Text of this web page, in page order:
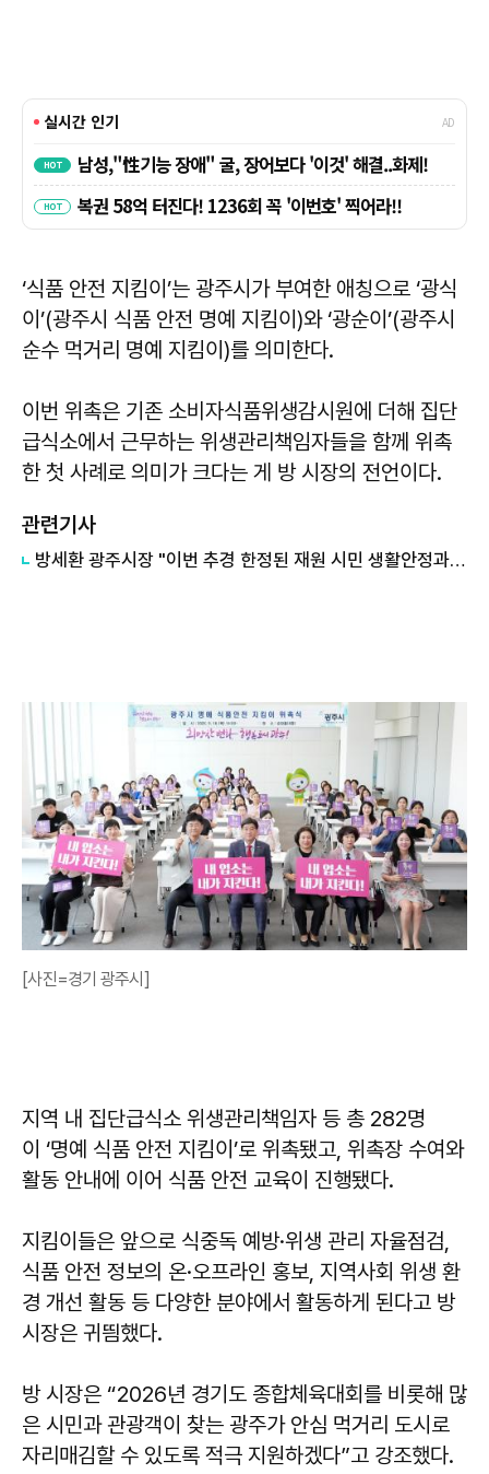
‘식품 안전 지킴이’는 광주시가 부여한 애칭으로 ‘광식
이’(광주시 식품 안전 명예 지킴이)와 ‘광순이’(광주시
순수 먹거리 명예 지킴이)를 의미한다.
이번 위촉은 기존 소비자식품위생감시원에 더해 집단
급식소에서 근무하는 위생관리책임자들을 함께 위촉
한 첫 사례로 의미가 크다는 게 방 시장의 전언이다.
관련기사
방세환 광주시장 "이번 추경 한정된 재원 시민 생활안정과 경기회복 집중"
[사진=경기 광주시]
지역 내 집단급식소 위생관리책임자 등 총 282명
이 ‘명예 식품 안전 지킴이’로 위촉됐고, 위촉장 수여와
활동 안내에 이어 식품 안전 교육이 진행됐다.
지킴이들은 앞으로 식중독 예방·위생 관리 자율점검,
식품 안전 정보의 온·오프라인 홍보, 지역사회 위생 환
경 개선 활동 등 다양한 분야에서 활동하게 된다고 방
시장은 귀띔했다.
방 시장은 “2026년 경기도 종합체육대회를 비롯해 많
은 시민과 관광객이 찾는 광주가 안심 먹거리 도시로
자리매김할 수 있도록 적극 지원하겠다”고 강조했다.